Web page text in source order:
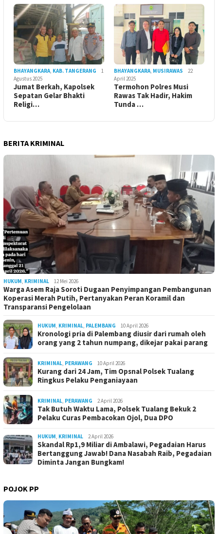
BHAYANGKARA, KAB. TANGERANG
1
Agustus 2025
Jumat Berkah, Kapolsek
Sepatan Gelar Bhakti
Religi…
BHAYANGKARA, MUSIRAWAS
22
April 2025
Termohon Polres Musi
Rawas Tak Hadir, Hakim
Tunda …
BERITA KRIMINAL
HUKUM, KRIMINAL 12 Mei 2026
Warga Asem Raja Soroti Dugaan Penyimpangan Pembangunan
Koperasi Merah Putih, Pertanyakan Peran Koramil dan
Transparansi Pengelolaan
HUKUM, KRIMINAL, PALEMBANG 10 April 2026
Kronologi pria di Palembang diusir dari rumah oleh
orang yang 2 tahun numpang, dikejar pakai parang
KRIMINAL, PERAWANG 10 April 2026
Kurang dari 24 Jam, Tim Opsnal Polsek Tualang
Ringkus Pelaku Penganiayaan
KRIMINAL, PERAWANG 2 April 2026
Tak Butuh Waktu Lama, Polsek Tualang Bekuk 2
Pelaku Curas Pembacokan Ojol, Dua DPO
HUKUM, KRIMINAL 2 April 2026
Skandal Rp1,9 Miliar di Ambalawi, Pegadaian Harus
Bertanggung Jawab! Dana Nasabah Raib, Pegadaian
Diminta Jangan Bungkam!
POJOK PP